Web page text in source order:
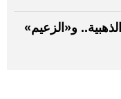
و«الزعيم»